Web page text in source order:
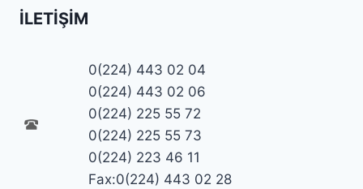
İLETIŞIM
0(224) 443 02 04
0(224) 443 02 06
0(224) 225 55 72
0(224) 225 55 73
0(224) 223 46 11
Fax:0(224) 443 02 28